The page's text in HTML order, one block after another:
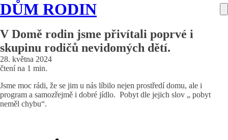
DŮM RODIN
V Domě rodin jsme přivítali poprvé i
skupinu rodičů nevidomých dětí.
28. května 2024
čtení na 1 min.
Jsme moc rádi, že se jim u nás líbilo nejen prostředí domu, ale i
program a samozřejmě i dobré jídlo. Pobyt dle jejich slov „ pobyt
neměl chybu“.